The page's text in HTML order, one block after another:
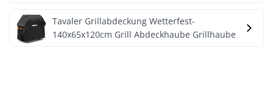
Tavaler Grillabdeckung Wetterfest-
140x65x120cm Grill Abdeckhaube Grillhaube